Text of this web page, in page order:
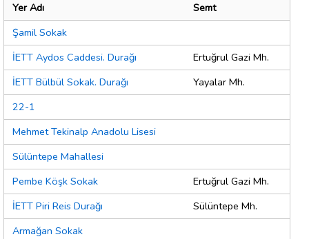
Yer Adı
Semt
Şamil Sokak
İETT Aydos Caddesi. Durağı
Ertuğrul Gazi Mh.
İETT Bülbül Sokak. Durağı
Yayalar Mh.
22-1
Mehmet Tekinalp Anadolu Lisesi
Sülüntepe Mahallesi
Pembe Köşk Sokak
Ertuğrul Gazi Mh.
İETT Piri Reis Durağı
Sülüntepe Mh.
Armağan Sokak